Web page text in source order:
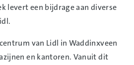
levert een bijdrage aan diverse
van Lidl in Waddinxveen
en kantoren. Vanuit dit